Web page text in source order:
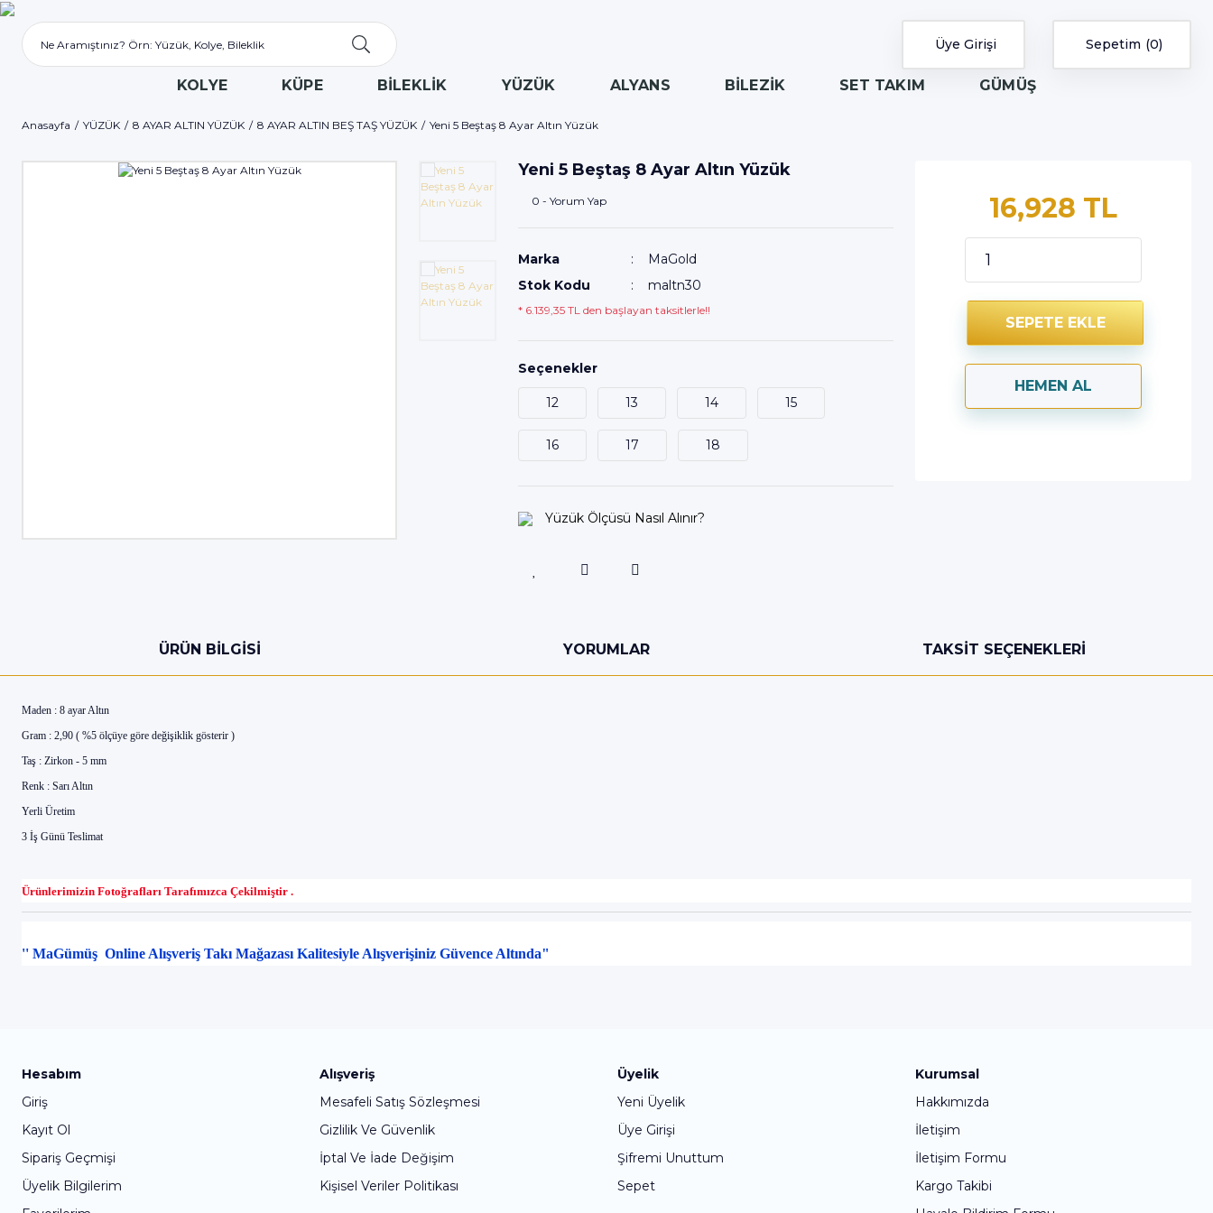
Üye Girişi Sepetim 0
KOLYE KÜPE BİLEKLİK YÜZÜK ALYANS BİLEZİK SET TAKIM GÜMÜŞ
Anasayfa YÜZÜK 8 AYAR ALTIN YÜZÜK 8 AYAR ALTIN BEŞ TAŞ YÜZÜK Yeni 5 Beştaş 8 Ayar Altın Yüzük
Yeni 5 Beştaş 8 Ayar Altın Yüzük
0 - Yorum Yap
Marka
MaGold
Stok Kodu
maltn30
* 6.139,35 TL den başlayan taksitlerle!!
Seçenekler
12 13 14 15
16 17 18
Yüzük Ölçüsü Nasıl Alınır?
16,928 TL
SEPETE EKLE
HEMEN AL
ÜRÜN BILGISI YORUMLAR TAKSIT SEÇENEKLERI
Maden : 8 ayar Altın
Gram : 2,90 ( %5 ölçüye göre değişiklik gösterir )
Taş : Zirkon - 5 mm
Renk : Sarı Altın
Yerli Üretim
3 İş Günü Teslimat
Ürünlerimizin Fotoğrafları Tarafımızca Çekilmiştir .
'' MaGümüş Online Alışveriş Takı Mağazası Kalitesiyle Alışverişiniz Güvence Altında"
Yorum Yaz
Hesabım
Giriş
Kayıt Ol
Sipariş Geçmişi
Üyelik Bilgilerim
Alışveriş
Mesafeli Satış Sözleşmesi
Gizlilik Ve Güvenlik
İptal Ve İade Değişim
Kişisel Veriler Politikası
Üyelik
Yeni Üyelik
Üye Girişi
Şifremi Unuttum
Sepet
Kurumsal
Hakkımızda
İletişim
İletişim Formu
Kargo Takibi